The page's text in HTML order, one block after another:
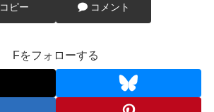
コピー コメント
Fをフォローする